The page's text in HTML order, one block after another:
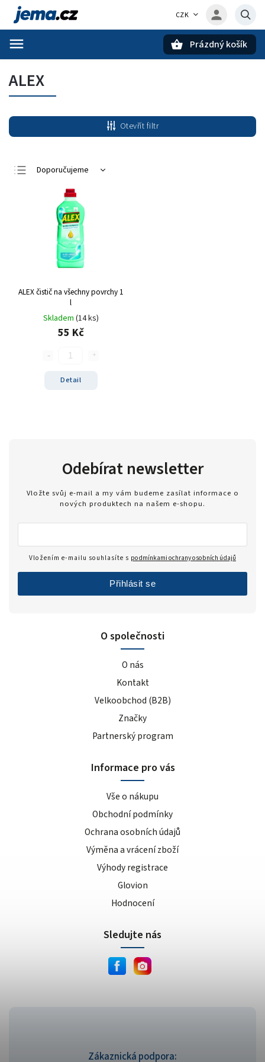
CZK
Prázdný košík
ALEX
Otevřít filtr
Doporučujeme
Nejlevnější
Nejdražší
Nejprodávanější
Abecedně
ALEX čistič na všechny povrchy 1
l
Skladem (14 ks)
55 Kč
Detail
Zákaznická podpora:
O společnosti
O nás
Kontakt
Velkoobchod (B2B)
Značky
Partnerský program
Informace pro vás
Vše o nákupu
Obchodní podmínky
Ochrana osobních údajů
Výměna a vrácení zboží
Výhody registrace
Glovion
Hodnocení
Odebírat newsletter
Vložte svůj e-mail a my vám budeme zasílat informace o
nových produktech na našem e-shopu.
Vložením e-mailu souhlasíte s podmínkami ochrany osobních údajů
Přihlásit se
Sledujte nás